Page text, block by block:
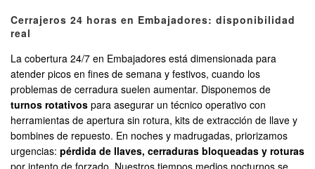
Cerrajeros 24 horas en Embajadores: disponibilidad
real
La cobertura 24/7 en Embajadores está dimensionada para
atender picos en fines de semana y festivos, cuando los
problemas de cerradura suelen aumentar. Disponemos de
turnos rotativos para asegurar un técnico operativo con
herramientas de apertura sin rotura, kits de extracción de llave y
bombines de repuesto. En noches y madrugadas, priorizamos
urgencias: pérdida de llaves, cerraduras bloqueadas y roturas